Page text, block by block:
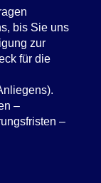
bis Sie uns
zur
für die
–
–